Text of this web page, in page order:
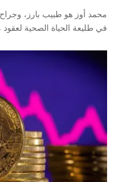
محمد أوز هو طبيب بارز،
في طليعة الحياة الصحية